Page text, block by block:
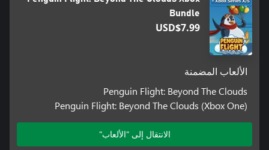
Bundle
USD$7.99
الألعاب المضمنة
Penguin Flight: Beyond The Clouds
Penguin Flight: Beyond The Clouds (Xbox One)
الانتقال إلى "الألعاب"